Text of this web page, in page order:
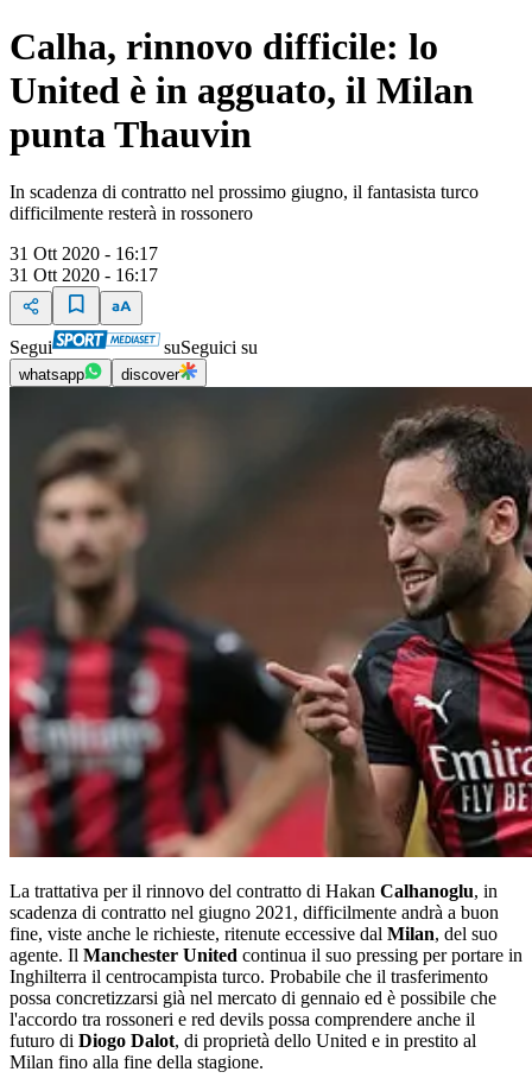
Calha, rinnovo difficile: lo
United è in agguato, il Milan
punta Thauvin
In scadenza di contratto nel prossimo giugno, il fantasista turco
difficilmente resterà in rossonero
31 Ott 2020 - 16:17
31 Ott 2020 - 16:17
Segui suSeguici su
whatsapp discover
La trattativa per il rinnovo del contratto di Hakan Calhanoglu, in
scadenza di contratto nel giugno 2021, difficilmente andrà a buon
fine, viste anche le richieste, ritenute eccessive dal Milan, del suo
agente. Il Manchester United continua il suo pressing per portare in
Inghilterra il centrocampista turco. Probabile che il trasferimento
possa concretizzarsi già nel mercato di gennaio ed è possibile che
l'accordo tra rossoneri e red devils possa comprendere anche il
futuro di Diogo Dalot, di proprietà dello United e in prestito al
Milan fino alla fine della stagione.